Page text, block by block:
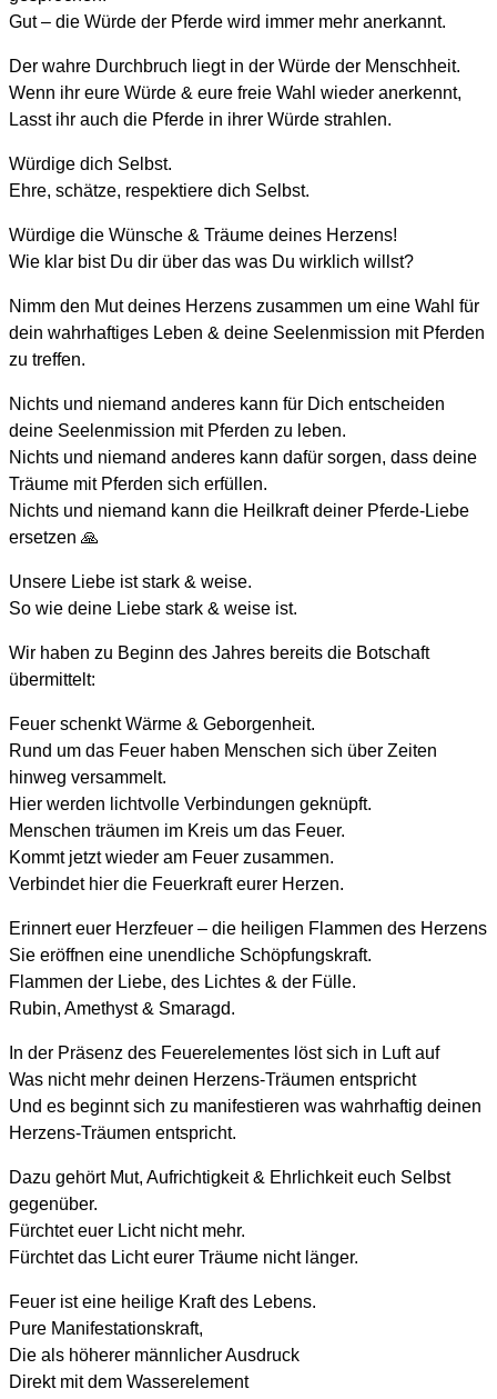
Gut – die Würde der Pferde wird immer mehr anerkannt.
Der wahre Durchbruch liegt in der Würde der Menschheit.
Wenn ihr eure Würde & eure freie Wahl wieder anerkennt,
Lasst ihr auch die Pferde in ihrer Würde strahlen.
Würdige dich Selbst.
Ehre, schätze, respektiere dich Selbst.
Würdige die Wünsche & Träume deines Herzens!
Wie klar bist Du dir über das was Du wirklich willst?
Nimm den Mut deines Herzens zusammen um eine Wahl für
dein wahrhaftiges Leben & deine Seelenmission mit Pferden
zu treffen.
Nichts und niemand anderes kann für Dich entscheiden
deine Seelenmission mit Pferden zu leben.
Nichts und niemand anderes kann dafür sorgen, dass deine
Träume mit Pferden sich erfüllen.
Nichts und niemand kann die Heilkraft deiner Pferde-Liebe
ersetzen 🙏
Unsere Liebe ist stark & weise.
So wie deine Liebe stark & weise ist.
Wir haben zu Beginn des Jahres bereits die Botschaft
übermittelt:
Feuer schenkt Wärme & Geborgenheit.
Rund um das Feuer haben Menschen sich über Zeiten
hinweg versammelt.
Hier werden lichtvolle Verbindungen geknüpft.
Menschen träumen im Kreis um das Feuer.
Kommt jetzt wieder am Feuer zusammen.
Verbindet hier die Feuerkraft eurer Herzen.
Erinnert euer Herzfeuer – die heiligen Flammen des Herzens
Sie eröffnen eine unendliche Schöpfungskraft.
Flammen der Liebe, des Lichtes & der Fülle.
Rubin, Amethyst & Smaragd.
In der Präsenz des Feuerelementes löst sich in Luft auf
Was nicht mehr deinen Herzens-Träumen entspricht
Und es beginnt sich zu manifestieren was wahrhaftig deinen
Herzens-Träumen entspricht.
Dazu gehört Mut, Aufrichtigkeit & Ehrlichkeit euch Selbst
gegenüber.
Fürchtet euer Licht nicht mehr.
Fürchtet das Licht eurer Träume nicht länger.
Feuer ist eine heilige Kraft des Lebens.
Pure Manifestationskraft,
Die als höherer männlicher Ausdruck
Direkt mit dem Wasserelement